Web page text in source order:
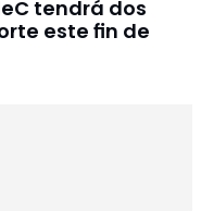
tendrá dos
este fin de